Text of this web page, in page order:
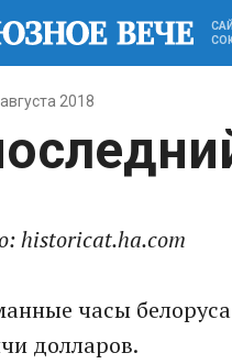
2018
historicat.ha.com
часы
долларов.